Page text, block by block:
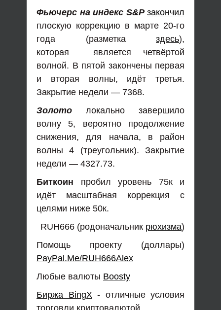
Фьючерс на индекс S&P закончил
плоскую коррекцию в марте 20-го
года (разметка здесь),
которая является четвёртой
волной. В пятой закончены первая
и вторая волны, идёт третья.
Закрытие недели — 7368.
Золото локально завершило
волну 5, вероятно продолжение
снижения, для начала, в район
волны 4 (треугольник). Закрытие
недели — 4327.73.
Биткоин пробил уровень 75к и
идёт масштабная коррекция с
целями ниже 50к.
RUH666 (родоначальник рюхизма)
Помощь проекту (доллары)
PayPal.Me/RUH666Alex
Любые валюты Boosty
Биржа BingX- отличные условия